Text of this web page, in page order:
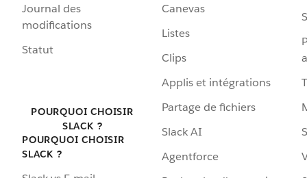
Journal des
modifications
Statut
POURQUOI CHOISIR
SLACK ?
POURQUOI CHOISIR
SLACK ?
Canevas
Listes
Clips
Applis et intégrations
Partage de fichiers
Slack AI
Agentforce